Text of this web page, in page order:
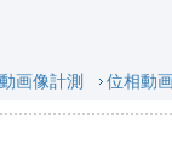
画像計測 位相動